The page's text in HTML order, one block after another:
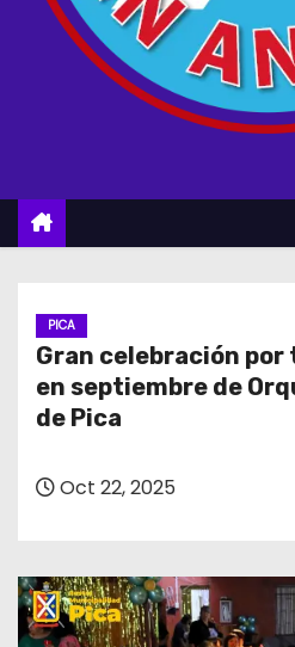
PICA
Gran celebración
en septiembre de
de Pica
Oct 22, 2025